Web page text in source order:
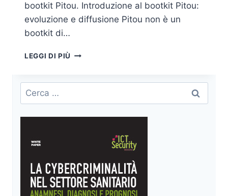
bootkit Pitou. Introduzione al bootkit Pitou:
evoluzione e diffusione Pitou non è un
bootkit di…
LEGGI DI PIÙ
SONO
IL
RITORNO
Ricerca
per: